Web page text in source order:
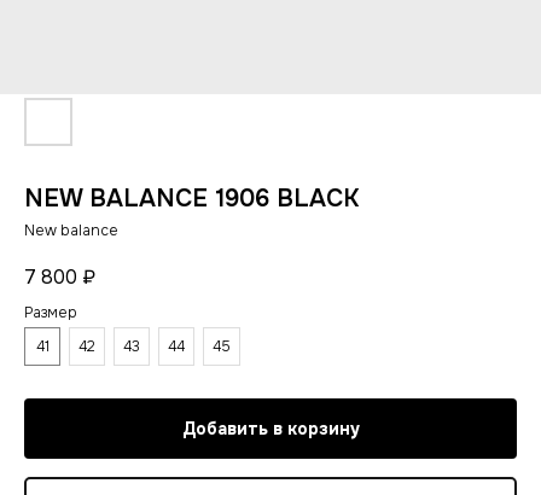
NEW BALANCE 1906 BLACK
New balance
7 800 ₽
Размер
41
42 43 44 45
Добавить в корзину